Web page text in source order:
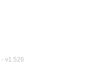
- v1.526